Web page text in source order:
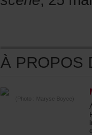
(Photo:MaryseBoyce)